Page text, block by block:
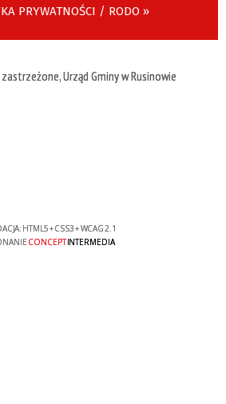
PRYWATNOŚCI / RODO »
Urząd Gminy w Rusinowie
HTML5+CSS3+WCAG 2.1
CONCEPTINTERMEDIA